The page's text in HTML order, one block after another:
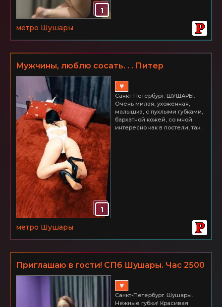
1
метро Шушары
Мужчины, люблю сосать. . . Питер
ШУШАРЫ Часик всего 2500
1
♥
Санкт-Петербург. ШУШАРЫ.
Очень милая, ухоженная,
малышка, с пухлыми губками,
бархатной кожей, со мной
интересно как в постели, так...
метро Шушары
Приглашаю в гости! СПб Шушары. Час 2500
♥
Санкт-Петербург. Шушары. .
Нежные губки! Красивая